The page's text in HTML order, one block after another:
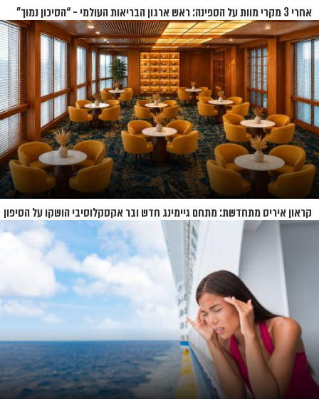
אחרי 3 מקרי מוות על הספינה: ראש ארגון הבריאות העולמי - “הסיכון נמוך”
קראון איריס מתחדשת: מתחם גיימינג חדש ובר אקסקלוסיבי הושקו על הסיפון